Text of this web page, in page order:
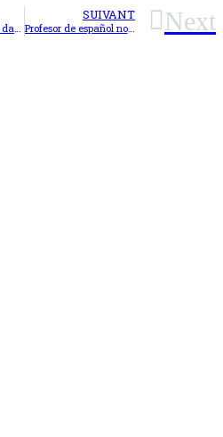
Posto director xeral da tradución. Tribunal de Xustiza da Unión europea. Luxemburgo
SUIVANT
Profesor de español no Magdalen College School. Oxford Next